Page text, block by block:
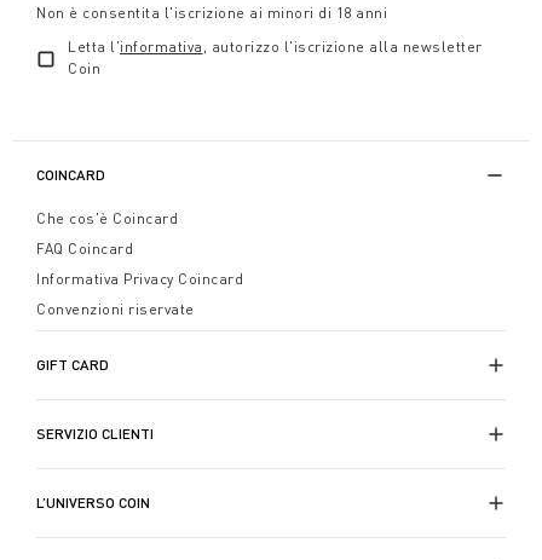
Non è consentita l'iscrizione ai minori di 18 anni
Letta l'informativa , autorizzo l'iscrizione alla newsletter
Coin
COINCARD
Che cos'è Coincard
FAQ Coincard
Informativa Privacy Coincard
Convenzioni riservate
GIFT CARD
SERVIZIO CLIENTI
L’UNIVERSO COIN